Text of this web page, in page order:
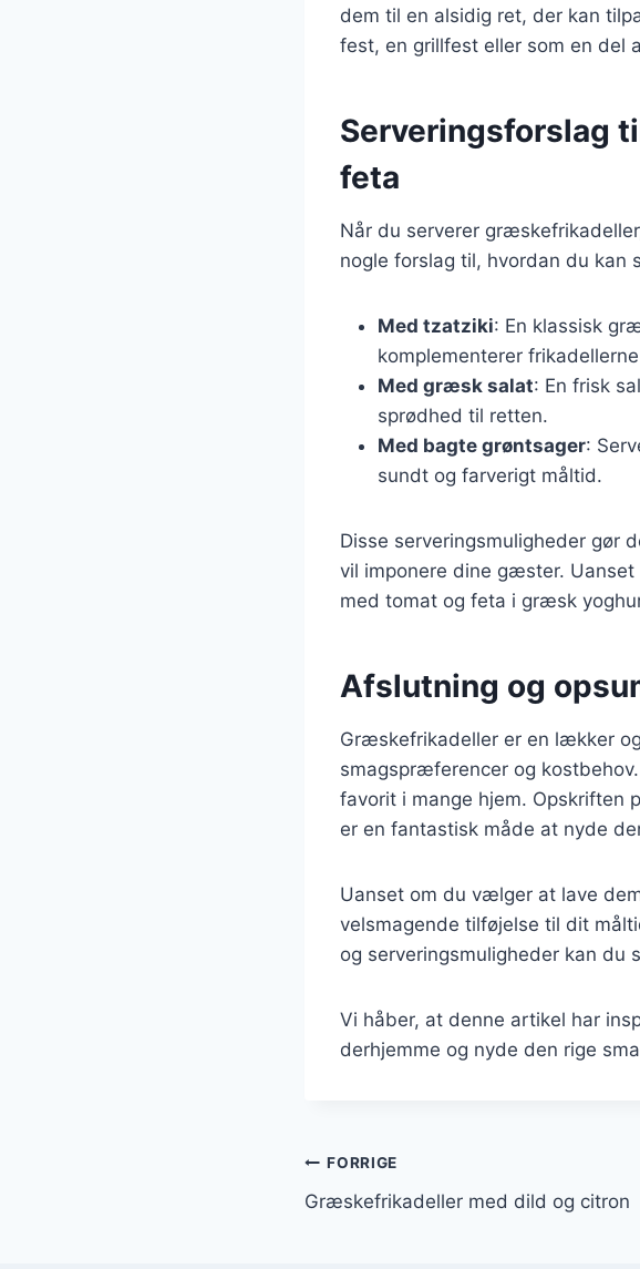
dem til en alsidig ret, der kan
fest, en grillfest eller som en del
Serveringsforslag
feta
Når du serverer
nogle forslag til, hvordan du kan
Med tzatziki: En klassisk
komplementerer
Med græsk salat: En frisk
sprødhed til retten.
Med bagte grøntsager:
sundt og farverigt måltid.
Disse serveringsmuligheder gør
vil imponere dine gæster.
med tomat og feta i græsk
Afslutning og
Græskefrikadeller er en lækker
smagspræferencer og
favorit i mange hjem.
er en fantastisk måde at nyde
Uanset om du vælger at lave
velsmagende tilføjelse til dit
og serveringsmuligheder kan du
Vi håber, at denne artikel har
derhjemme og nyde den rige
Indlægsnavigation
FORRIGE
Græskefrikadeller med dild og citron